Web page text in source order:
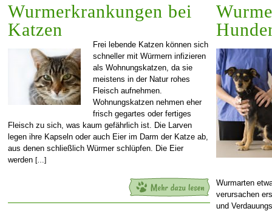
Wurmerkrankungen bei
Katzen
Frei lebende Katzen können sich
schneller mit Würmern infizieren
als Wohnungskatzen, da sie
meistens in der Natur rohes
Fleisch aufnehmen.
Wohnungskatzen nehmen eher
frisch gegartes oder fertiges
Fleisch zu sich, was kaum gefährlich ist. Die Larven
legen ihre Kapseln oder auch Eier im Darm der Katze ab,
aus denen schließlich Würmer schlüpfen. Die Eier
werden […]
Wurmarten
verursachen
und